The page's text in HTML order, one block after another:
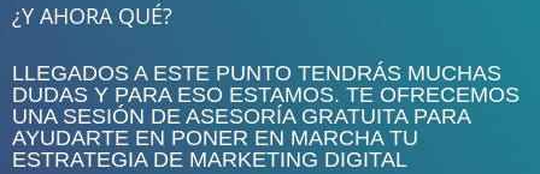
¿Y AHORA QUÉ?
LLEGADOS A ESTE PUNTO TENDRÁS MUCHAS
DUDAS Y PARA ESO ESTAMOS. TE OFRECEMOS
UNA SESIÓN DE ASESORÍA GRATUITA PARA
AYUDARTE EN PONER EN MARCHA TU
ESTRATEGIA DE MARKETING DIGITAL